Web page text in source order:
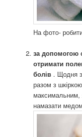
На фото-
за допомогою
отримати
болів . Щодня
разом з
намазати